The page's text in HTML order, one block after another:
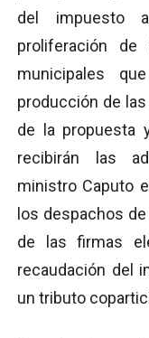
del impuesto
proliferación
municipales
producción de
de la propuesta
recibirán las
ministro Caputo
los despachos
de las firmas
recaudación del
un tributo